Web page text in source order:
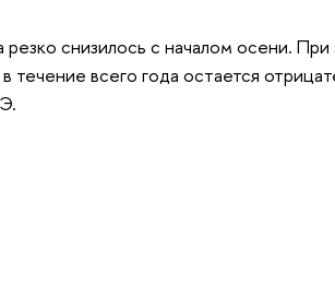
снизилось с началом осени. При
течение всего года остается